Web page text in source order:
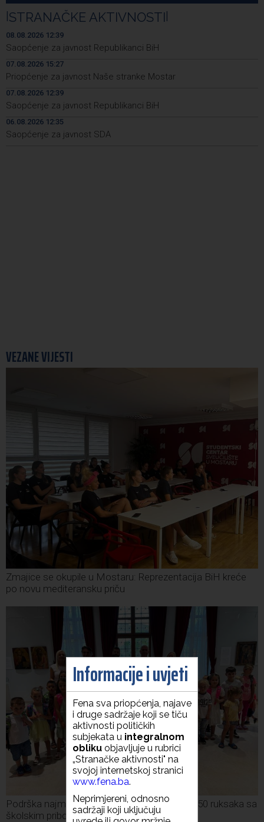
18:21
Iranski šef sigurnosti: Hormuški moreuz će ostati
zatvoren dok SAD ne ispuni zahtjeve Teherana
18:09
Iran 'vrlo blizu' dogovora s Omanom o novoj Hormuškoj
brodskoj ruti
18:05
Koncertom Marije Šerifović večeras se zatvara
manifestacija 'Dani dijaspore Travnik 2026'
17:26
Kod mosta Brčko - Gunja pronađene kosti, vještaci
sudske medicine utvrđuju porijeklo
STRANAČKE AKTIVNOSTI
08.08.2026 12:39
Saopćenje za javnost Republikanci BiH
07.08.2026 15:27
Priopćenje za javnost Naše stranke Mostar
07.08.2026 12:39
Saopćenje za javnost Republikanci BiH
06.08.2026 12:35
Saopćenje za javnost SDA
VEZANE VIJESTI
Zmajice se okupile u Mostaru: Reprezentacija BiH kreće
po novu mediteransku priču
Podrška najmlađima: U Mostaru podijeljeno 50 ruksaka sa
školskim priborom
Informacije i uvjeti
Fena sva priopćenja, najave
i druge sadržaje koji se tiču
aktivnosti političkih
subjekata u integralnom
obliku objavljuje u rubrici
„Stranačke aktivnosti" na
svojoj internetskoj stranici
www.fena.ba.
Neprimjereni, odnosno
sadržaji koji uključuju